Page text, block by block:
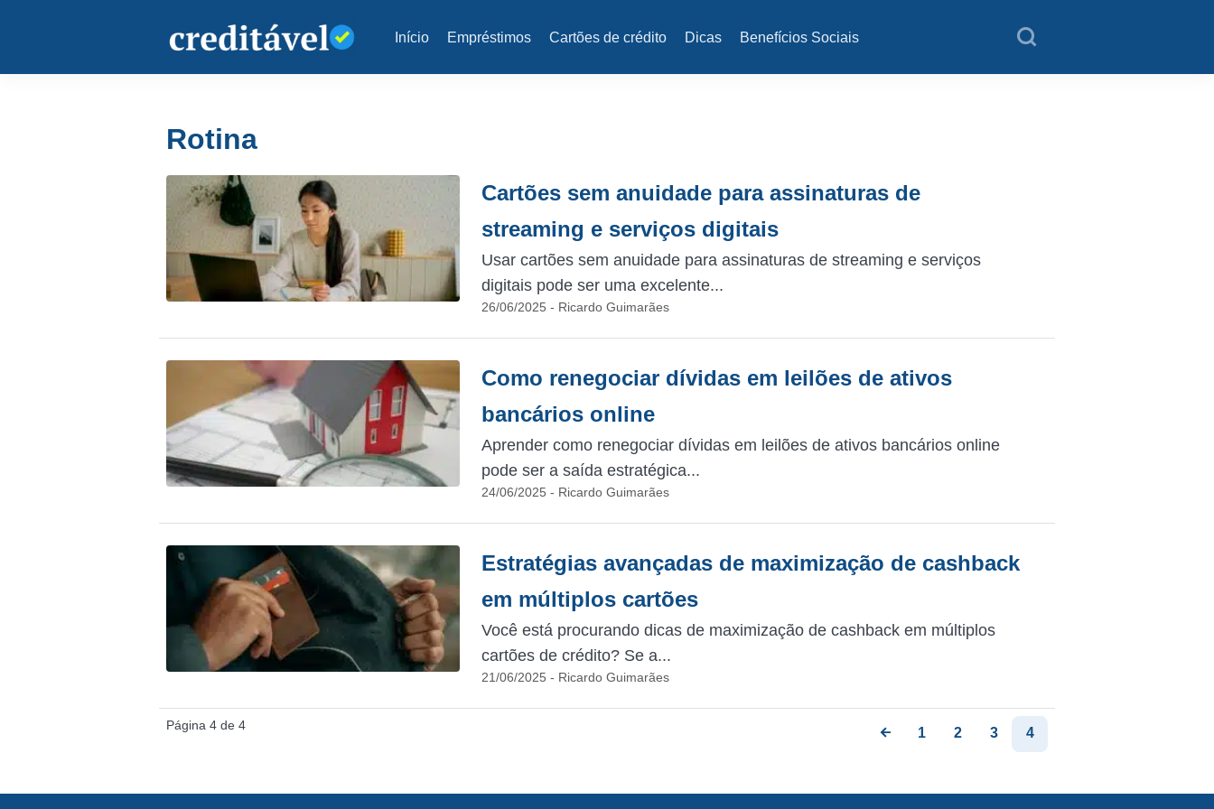
Início Empréstimos Cartões de crédito Dicas Benefícios Sociais
Rotina
Cartões sem anuidade para assinaturas de
streaming e serviços digitais
Usar cartões sem anuidade para assinaturas de streaming e serviços
digitais pode ser uma excelente...
26/06/2025 - Ricardo Guimarães
Como renegociar dívidas em leilões de ativos
bancários online
Aprender como renegociar dívidas em leilões de ativos bancários online
pode ser a saída estratégica...
24/06/2025 - Ricardo Guimarães
Estratégias avançadas de maximização de cashback
em múltiplos cartões
Você está procurando dicas de maximização de cashback em múltiplos
cartões de crédito? Se a...
21/06/2025 - Ricardo Guimarães
Página 4 de 4 1 2 3 4